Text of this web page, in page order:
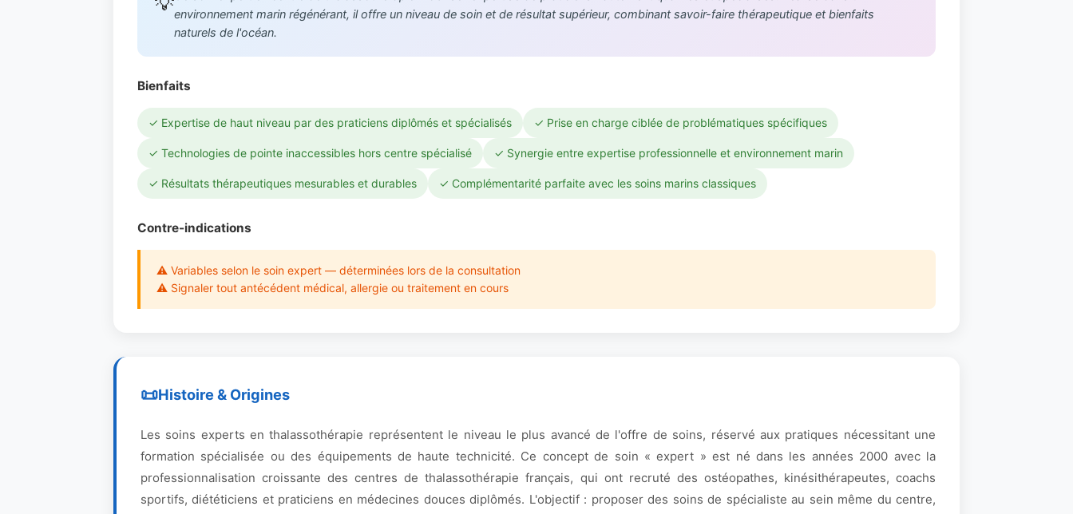
environnement marin régénérant, il offre un niveau de soin et de résultat supérieur, combinant savoir-faire thérapeutique et bienfaits
naturels de l'océan.
Bienfaits
✓ Expertise de haut niveau par des praticiens diplômés et spécialisés ✓ Prise en charge ciblée de problématiques spécifiques
✓ Technologies de pointe inaccessibles hors centre spécialisé ✓ Synergie entre expertise professionnelle et environnement marin
✓ Résultats thérapeutiques mesurables et durables ✓ Complémentarité parfaite avec les soins marins classiques
Contre-indications
⚠ Variables selon le soin expert — déterminées lors de la consultation
⚠ Signaler tout antécédent médical, allergie ou traitement en cours
Histoire & Origines
Les soins experts en thalassothérapie représentent le niveau le plus avancé de l'offre de soins, réservé aux pratiques nécessitant une
formation spécialisée ou des équipements de haute technicité. Ce concept de soin « expert » est né dans les années 2000 avec la
professionnalisation croissante des centres de thalassothérapie français, qui ont recruté des ostéopathes, kinésithérapeutes, coachs
sportifs, diététiciens et praticiens en médecines douces diplômés. L'objectif : proposer des soins de spécialiste au sein même du centre,